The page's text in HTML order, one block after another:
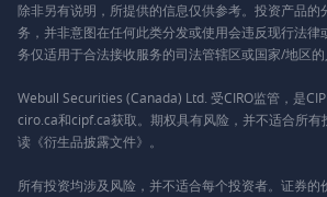
除非另有说明，所提供的信息仅供参考。投资产品的
务，并非意图在任何此类分发或使用会违反现行法律
务仅适用于合法接收服务的司法管辖区或国家/地区的
Webull Securities (Canada) Ltd. 受CIRO监管，是
ciro.ca和cipf.ca获取。期权具有风险，并不适合所
读《衍生品披露文件》。
所有投资均涉及风险，并不适合每个投资者。证券的